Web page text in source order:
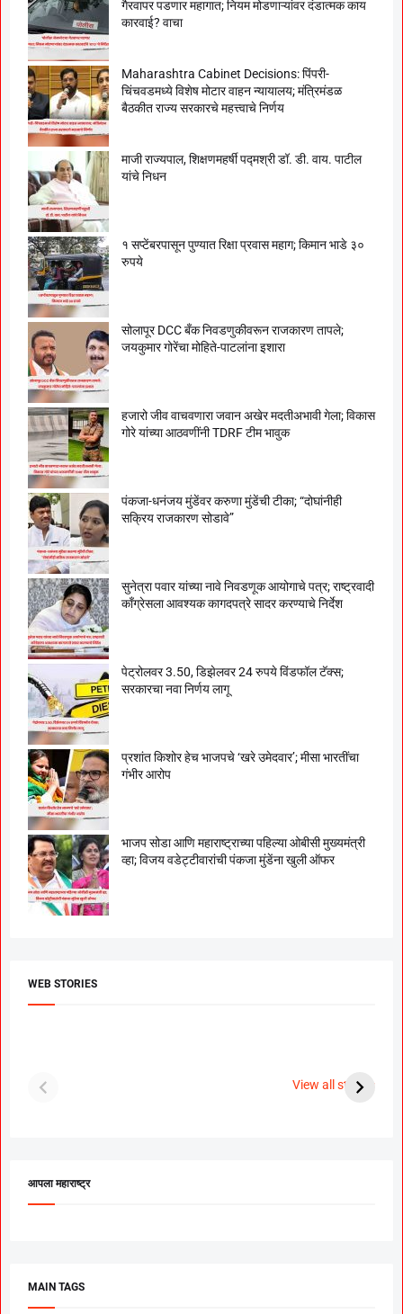
गैरवापर पडणार महागात; नियम मोडणाऱ्यांवर दंडात्मक काय
कारवाई? वाचा
Maharashtra Cabinet Decisions: पिंपरी-
चिंचवडमध्ये विशेष मोटार वाहन न्यायालय; मंत्रिमंडळ
बैठकीत राज्य सरकारचे महत्त्वाचे निर्णय
माजी राज्यपाल, शिक्षणमहर्षी पद्मश्री डॉ. डी. वाय. पाटील
यांचे निधन
१ सप्टेंबरपासून पुण्यात रिक्षा प्रवास महाग; किमान भाडे ३०
रुपये
सोलापूर DCC बँक निवडणुकीवरून राजकारण तापले;
जयकुमार गोरेंचा मोहिते-पाटलांना इशारा
हजारो जीव वाचवणारा जवान अखेर मदतीअभावी गेला; विकास
गोरे यांच्या आठवणींनी TDRF टीम भावुक
पंकजा-धनंजय मुंडेंवर करुणा मुंडेंची टीका; “दोघांनीही
सक्रिय राजकारण सोडावे”
सुनेत्रा पवार यांच्या नावे निवडणूक आयोगाचे पत्र; राष्ट्रवादी
काँग्रेसला आवश्यक कागदपत्रे सादर करण्याचे निर्देश
पेट्रोलवर 3.50, डिझेलवर 24 रुपये विंडफॉल टॅक्स;
सरकारचा नवा निर्णय लागू
प्रशांत किशोर हेच भाजपचे ‘खरे उमेदवार’; मीसा भारतींचा
गंभीर आरोप
भाजप सोडा आणि महाराष्ट्राच्या पहिल्या ओबीसी मुख्यमंत्री
व्हा; विजय वडेट्टीवारांची पंकजा मुंडेंना खुली ऑफर
WEB STORIES
View all stories
पूजा सावंत ने गुपचूप
आपला महाराष्ट्र
MAIN TAGS